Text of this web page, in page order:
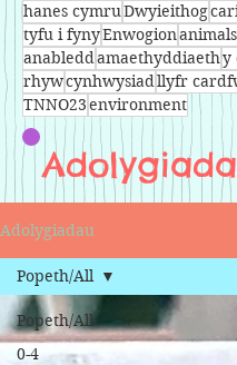
hanes cymruDwyieithog
tyfu i fynyEnwogionanimals
anableddamaethyddiaethy
rhywcynhwysiadllyfr
TNNO23environment
Adolygiadau
Popeth/All
0-4
Popeth/All